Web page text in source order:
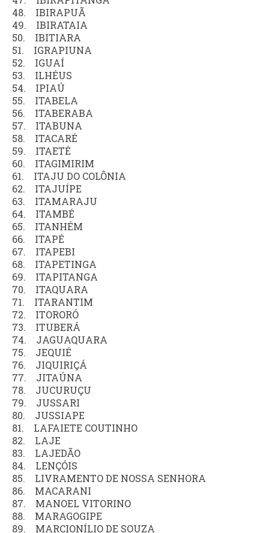
48. IBIRAPUÃ
49. IBIRATAIA
50. IBITIARA
51. IGRAPIUNA
52. IGUAÍ
53. ILHÉUS
54. IPIAÚ
55. ITABELA
56. ITABERABA
57. ITABUNA
58. ITACARÉ
59. ITAETÉ
60. ITAGIMIRIM
61. ITAJU DO COLÔNIA
62. ITAJUÍPE
63. ITAMARAJU
64. ITAMBÉ
65. ITANHÉM
66. ITAPÉ
67. ITAPEBI
68. ITAPETINGA
69. ITAPITANGA
70. ITAQUARA
71. ITARANTIM
72. ITORORÓ
73. ITUBERÁ
74. JAGUAQUARA
75. JEQUIÉ
76. JIQUIRIÇÁ
77. JITAÚNA
78. JUCURUÇU
79. JUSSARI
80. JUSSIAPE
81. LAFAIETE COUTINHO
82. LAJE
83. LAJEDÃO
84. LENÇÓIS
85. LIVRAMENTO DE NOSSA SENHORA
86. MACARANI
87. MANOEL VITORINO
88. MARAGOGIPE
89. MARCIONÍLIO DE SOUZA